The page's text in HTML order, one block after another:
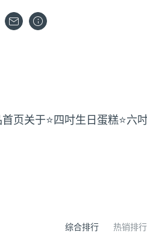
首页关于⭐️四吋生日蛋糕⭐️六
综合排行 热销排行